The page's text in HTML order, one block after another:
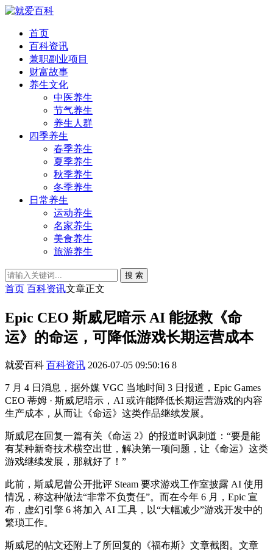
首页
百科资讯
兼职副业项目
财富故事
养生文化
中医养生
节气养生
养生人群
四季养生
春季养生
夏季养生
秋季养生
冬季养生
日常养生
运动养生
名家养生
美食养生
旅游养生
搜 索
首页 百科资讯文章正文
Epic CEO 斯威尼暗示 AI 能拯救《命
运》的命运，可降低游戏长期运营成本
就爱百科 百科资讯 2026-07-05 09:50:16 8
7 月 4 日消息，据外媒 VGC 当地时间 3 日报道，Epic Games
CEO 蒂姆 · 斯威尼暗示，AI 或许能降低长期运营游戏的内容
生产成本，从而让《命运》这类作品继续发展。
斯威尼在回复一篇有关《命运 2》的报道时讽刺道：“要是能
有某种新奇技术横空出世，解决第一项问题，让《命运》这类
游戏继续发展，那就好了！”
此前，斯威尼曾公开批评 Steam 要求游戏工作室披露 AI 使用
情况，称这种做法“非常不负责任”。而在今年 6 月，Epic 宣
布，虚幻引擎 6 将加入 AI 工具，以“大幅减少”游戏开发中的
繁琐工作。
斯威尼的帖文还附上了所回复的《福布斯》文章截图。文章